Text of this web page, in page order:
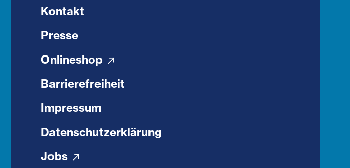
Kontakt
Presse
Onlineshop
Barrierefreiheit
Impressum
Datenschutzerklärung
Jobs